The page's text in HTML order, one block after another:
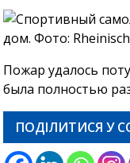
Пожар удалось
была полностью
ПОДІЛИТИСЯ У